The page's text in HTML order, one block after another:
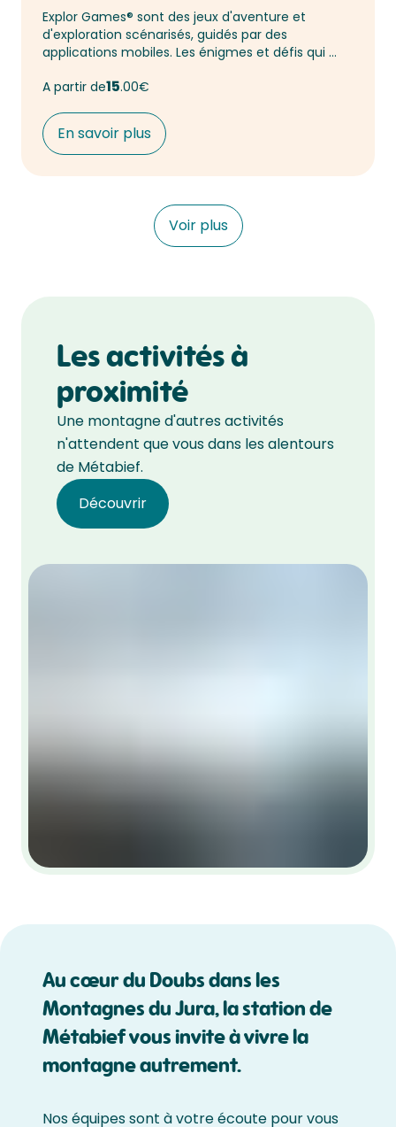
Explor Games® sont des jeux d'aventure et
d'exploration scénarisés, guidés par des
applications mobiles. Les énigmes et défis qui
réels ! C'est un mélange unique de parcours
jeu de piste. Une expérience à vivre en famille, en
équipe ou entre amis.
A partir de15 00€
En savoir plus
Voir plus
Les activités à
proximité
Une montagne d'autres activités
n'attendent que vous dans les alentours
de Métabief.
Découvrir
Au cœur du Doubs dans les
Montagnes du Jura, la station de
Métabief vous invite à vivre la
montagne autrement.
Nos équipes sont à votre écoute pour vous